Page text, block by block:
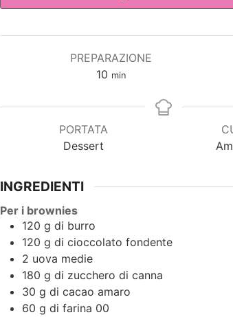
PREPARAZIONE
10 minuti
min
PORTATA
Dessert
INGREDIENTI
Per i brownies
120 g di burro
120 g di cioccolato fondente
2 uova medie
180 g di zucchero di canna
30 g di cacao amaro
60 g di farina 00